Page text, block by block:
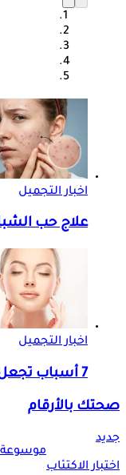
اخبار التجميل
علاج حب
اخبار التجميل
7 أسباب تجعل زيت الأطفال مفيد لبشرتك
صحتك بالأرقام
جديد
اختبار الاكتئاب
موسوعة